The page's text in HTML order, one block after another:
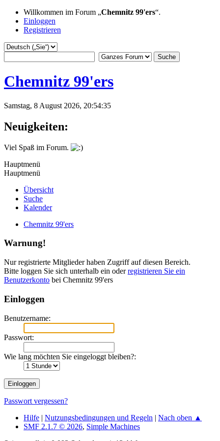
Willkommen im Forum „Chemnitz 99'ers“.
Einloggen
Registrieren
Chemnitz 99'ers
Samstag, 8 August 2026, 20:54:35
Neuigkeiten:
Viel Spaß im Forum.
Hauptmenü
Hauptmenü
Übersicht
Suche
Kalender
Chemnitz 99'ers
Warnung!
Nur registrierte Mitglieder haben Zugriff auf diesen Bereich.
Bitte loggen Sie sich unterhalb ein oderregistrieren Sie ein
Benutzerkonto bei Chemnitz 99'ers
Einloggen
Benutzername:
Passwort:
Wie lang möchten Sie eingeloggt bleiben?:
Passwort vergessen?
Hilfe | Nutzungsbedingungen und Regeln | Nach oben ▲
SMF 2.1.7 © 2026, Simple Machines